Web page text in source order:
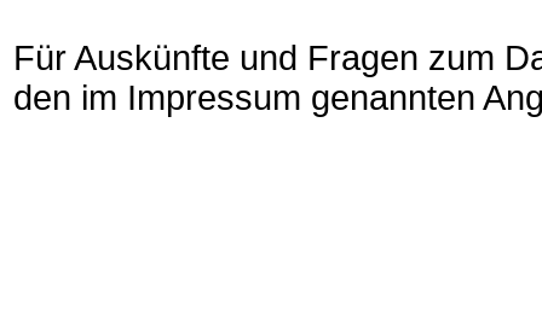
Für Auskünfte und Fragen zum
den im Impressum genannten